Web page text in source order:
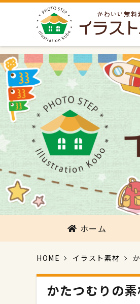
ホーム
HOME イラスト素材
かたつむりの